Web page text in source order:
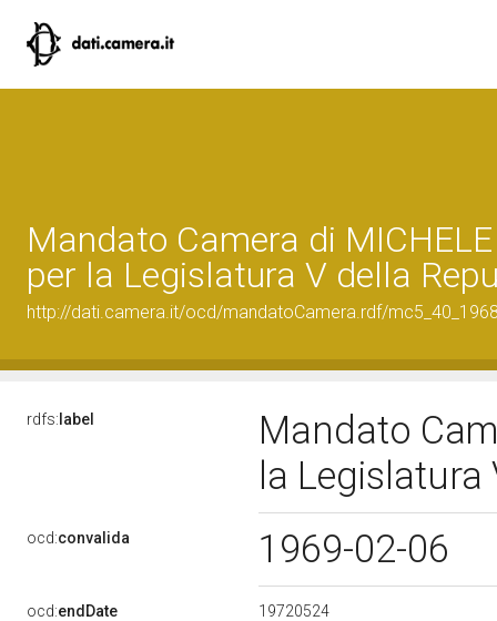
Mandato Camera di
per la Legislatura V della
http://dati.camera.it/ocd/mandatoCamera.rdf/
rdfs: label
Mandato
la
ocd:convalida 1969-02-06
ocd:endDate 19720524